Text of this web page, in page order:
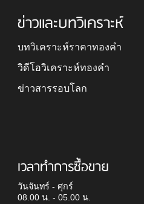
ข่าวและบทวิเคราะห์
บทวิเคราะห์ราคาทองคำ
วิดีโอวิเคราะห์ทองคำ
ข่าวสารรอบโลก
เวลาทำการซื้อขาย
วันจันทร์ - ศุกร์
08.00 น. - 05.00 น.